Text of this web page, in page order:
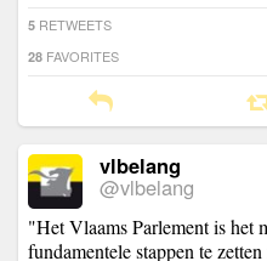
5 RETWEETS
28 FAVORITES
vlbelang
@vlbelang
"Het Vlaams Parlement is het
fundamentele stappen te